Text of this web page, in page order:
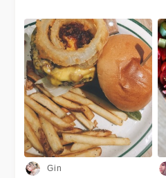
Gin